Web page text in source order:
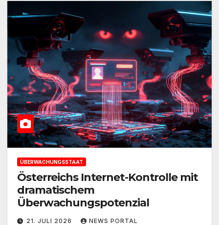
ÜBERWACHUNGSSTAAT
Österreichs Internet-Kontrolle mit
dramatischem
Überwachungspotenzial
21. JULI 2026 NEWS PORTAL